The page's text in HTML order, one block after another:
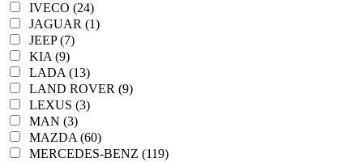
IVECO (24)
JAGUAR (1)
JEEP (7)
KIA (9)
LADA (13)
LAND ROVER (9)
LEXUS (3)
MAN (3)
MAZDA (60)
MERCEDES-BENZ (119)